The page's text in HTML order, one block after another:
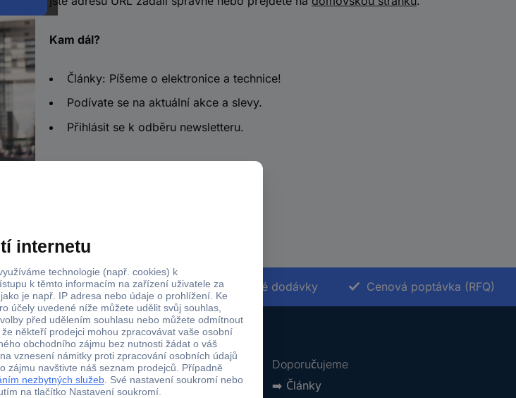
Kam dál?
Články: Píšeme o elektronice a technice!
Podívate se na aktuální akce a slevy.
Přihlásit se k odběru newsletteru.
Technická podpora Termínované dodávky Cenová poptávka (RFQ)
Služby
Všechny služby
Doporučujeme
➡️ Články